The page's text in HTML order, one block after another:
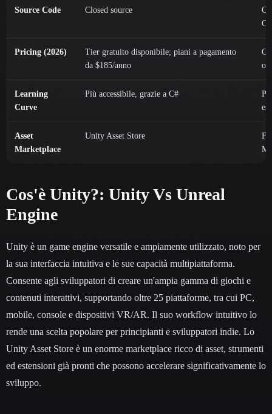
Source Code Closed source
Pricing (2026)
Tier gratuito disponibile; piani a pagamento
da $185/anno
Learning
Curve
Più accessibile, grazie a C#
Asset
Marketplace
Unity Asset Store
Cos'è Unity?: Unity Vs Unreal
Engine
Unity è un game engine versatile e ampiamente utilizzato, noto per
la sua interfaccia intuitiva e le sue capacità multipiattaforma.
Consente agli sviluppatori di creare un'ampia gamma di giochi e
contenuti interattivi, supportando oltre 25 piattaforme, tra cui PC,
mobile, console e dispositivi VR/AR. Il suo workflow intuitivo lo
rende una scelta popolare per principianti e sviluppatori indie. Lo
Unity Asset Store è un enorme marketplace ricco di asset, strumenti
ed estensioni già pronti che possono accelerare significativamente lo
sviluppo.